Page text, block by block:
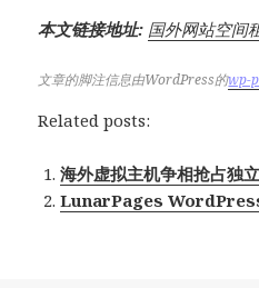
本文链接地址: 国外网站空间
文章的脚注信息由WordPress的wp-
Related posts:
海外虚拟主机争相抢占独
LunarPages